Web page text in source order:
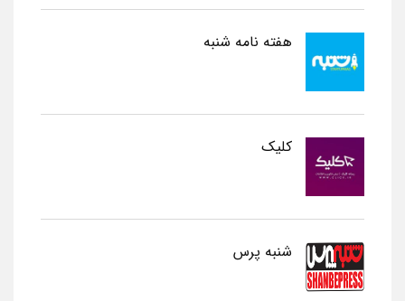
هفته نامه شنبه
کلیک
شنبه پرس